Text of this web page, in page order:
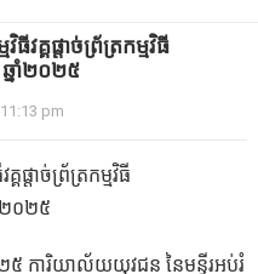
វគ្គផ្តាច់ព្រ័ត្រកម្មវិធី
នាំ២០២៥
pm
ផ្តាច់ព្រ័ត្រកម្មវិធី
២០២៥
៥ ការិយាល័យយុវជន នៃមន្ទីរអប់រំ